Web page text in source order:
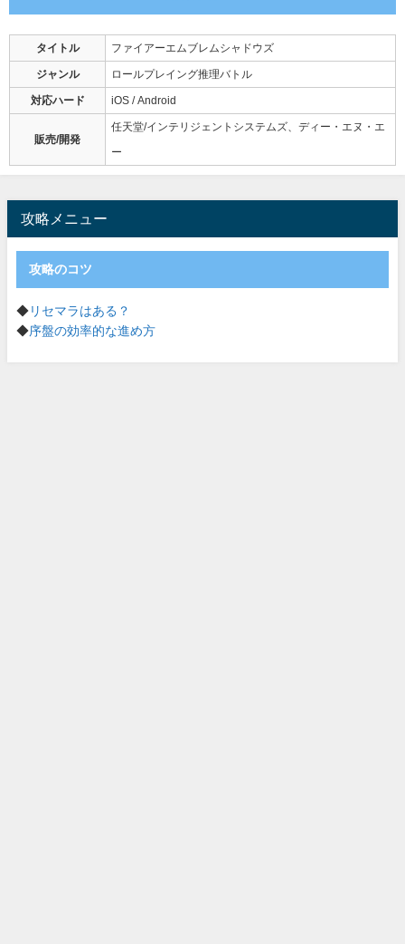
タイトル ファイアーエムブレムシャドウズ
ジャンル ロールプレイング推理バトル
対応ハード iOS / Android
販売/開発
任天堂/インテリジェントシステムズ、ディー・エヌ・エ
ー
攻略メニュー
攻略のコツ
◆ リセマラはある？
◆序盤の効率的な進め方